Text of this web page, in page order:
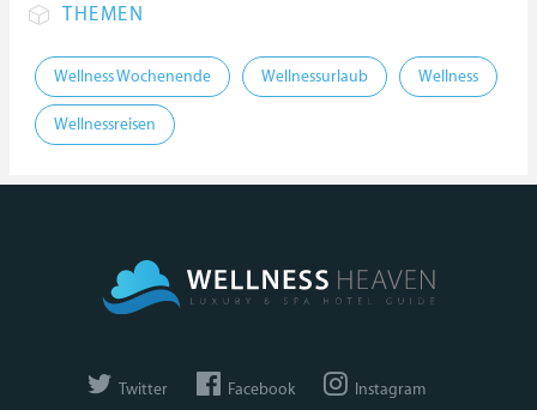
THEMEN
Wellness Wochenende Wellnessurlaub Wellness
Wellnessreisen
Twitter Facebook Instagram